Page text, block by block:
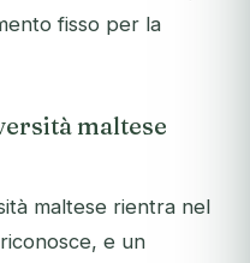
fisso per la
maltese
maltese rientra nel
e un